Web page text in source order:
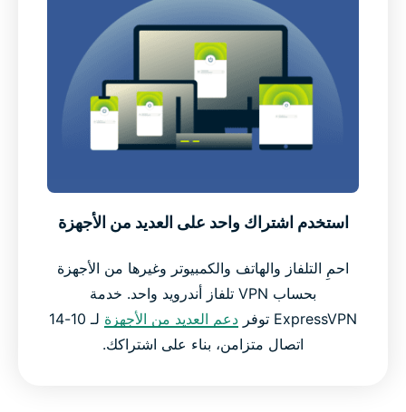
استخدم اشتراك واحد على العديد من الأجهزة
احمِ التلفاز والهاتف والكمبيوتر وغيرها من الأجهزة
بحساب VPN تلفاز أندرويد واحد. خدمة
ExpressVPN توفر
دعم العديد من الأجهزة
لـ 10-14
اتصال متزامن، بناء على اشتراكك.